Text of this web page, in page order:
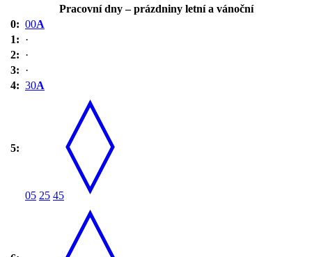
Pracovní dny – prázdniny letní a vánoční
0: 00A
1: ·
2: ·
3: ·
4: 30A
5:
05 25 45